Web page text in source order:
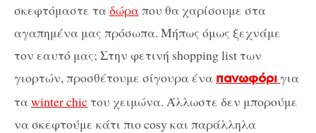
σκεφτόμαστε ταδώραπου θα χαρίσουμε στα
αγαπημένα μας πρόσωπα. Μήπως όμως ξεχνάμε
τον εαυτό μας; Στην φετινή shopping list των
γιορτών, προσθέτουμε σίγουρα ένα πανωφόριγια
ταwinter chic του χειμώνα. Άλλωστε δεν μπορούμε
να σκεφτούμε κάτι πιο cosy και παράλληλα